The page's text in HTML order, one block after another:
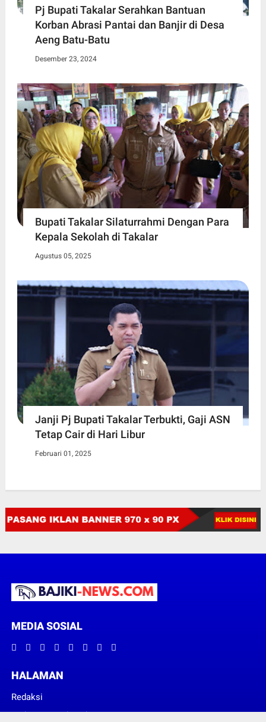
Pj Bupati Takalar Serahkan Bantuan
Korban Abrasi Pantai dan Banjir di Desa
Aeng Batu-Batu
Desember 23, 2024
Bupati Takalar Silaturrahmi Dengan Para
Kepala Sekolah di Takalar
Agustus 05, 2025
Janji Pj Bupati Takalar Terbukti, Gaji ASN
Tetap Cair di Hari Libur
Februari 01, 2025
MEDIA SOSIAL
HALAMAN
Redaksi